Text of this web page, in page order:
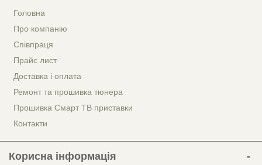
Головна
Про компанію
Співпраця
Прайс лист
Доставка і оплата
Ремонт та прошивка тюнера
Прошивка Смарт ТВ приставки
Контакти
Корисна інформація